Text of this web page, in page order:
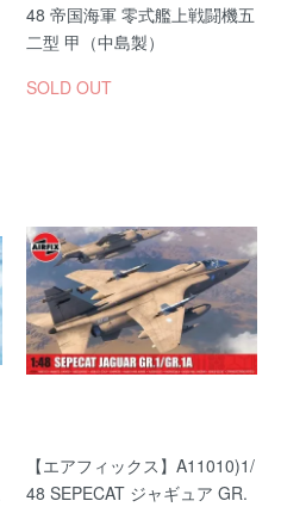
48 帝国海軍 零式艦上戦闘機五
二型 甲（中島製）
SOLD OUT
【エアフィックス】A11010)1/
48 SEPECAT ジャギュア GR.